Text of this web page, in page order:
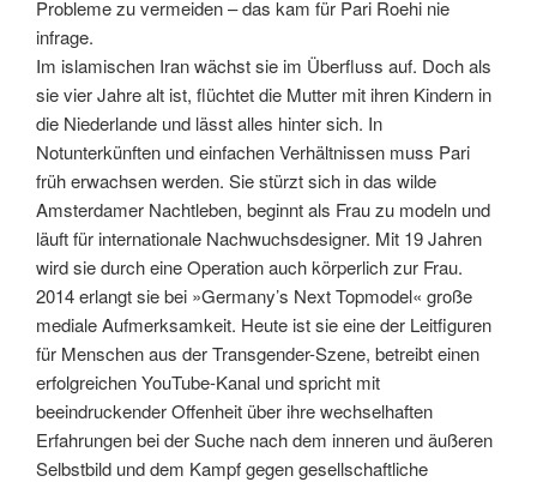
Probleme zu vermeiden – das kam für Pari Roehi nie
infrage.
Im islamischen Iran wächst sie im Überfluss auf. Doch als
sie vier Jahre alt ist, flüchtet die Mutter mit ihren Kindern in
die Niederlande und lässt alles hinter sich. In
Notunterkünften und einfachen Verhältnissen muss Pari
früh erwachsen werden. Sie stürzt sich in das wilde
Amsterdamer Nachtleben, beginnt als Frau zu modeln und
läuft für internationale Nachwuchsdesigner. Mit 19 Jahren
wird sie durch eine Operation auch körperlich zur Frau.
2014 erlangt sie bei »Germany’s Next Topmodel« große
mediale Aufmerksamkeit. Heute ist sie eine der Leitfiguren
für Menschen aus der Transgender-Szene, betreibt einen
erfolgreichen YouTube-Kanal und spricht mit
beeindruckender Offenheit über ihre wechselhaften
Erfahrungen bei der Suche nach dem inneren und äußeren
Selbstbild und dem Kampf gegen gesellschaftliche